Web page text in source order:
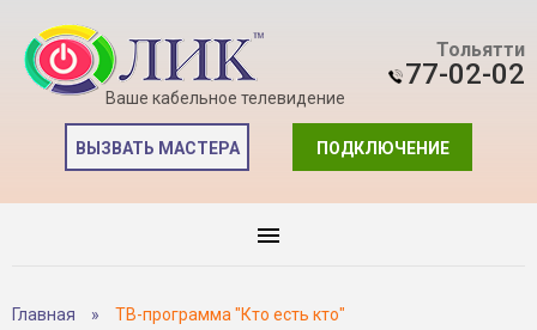
Ваше кабельное телевидение
Тольятти
77-02-02
ПОДКЛЮЧЕНИЕ
ВЫЗВАТЬ МАСТЕРА
Главная » ТВ-программа "Кто есть кто"